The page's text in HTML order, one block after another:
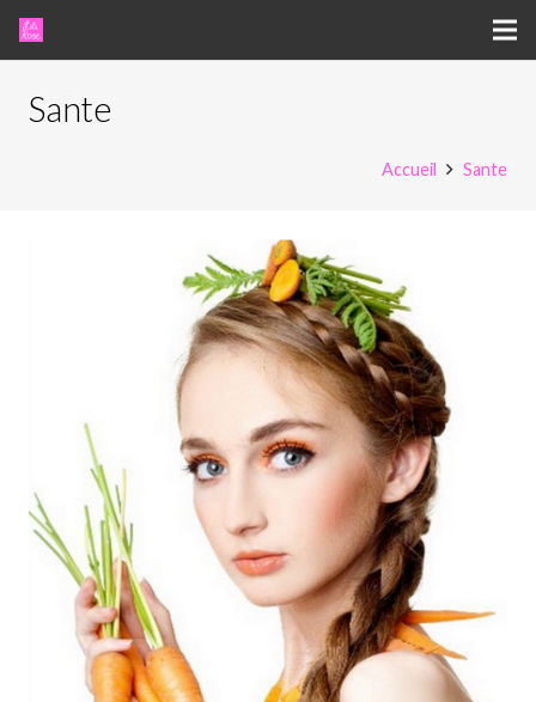
Sante
Accueil Sante